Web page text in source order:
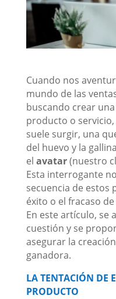
Cuando nos
mundo de las
buscando crear una
producto o
suele surgir, una
del huevo y la
el avatar(nuestro
Esta interrogante
secuencia de estos
éxito o el fracaso
En este artículo, se
cuestión y se
asegurar la
ganadora.
LA TENTACIÓN DE
PRODUCTO